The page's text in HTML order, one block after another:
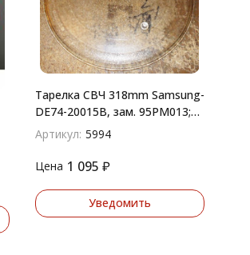
Тарелка СВЧ 318mm Samsung-
DE74-20015B, зам. 95PM013;
4.63.060.29 (с крепл.2руб.)
Артикул: 5994
Цена 1 095 ₽
Уведомить